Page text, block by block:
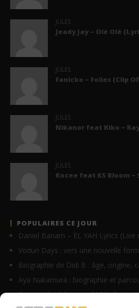
JULES
Jeady Jay – Olé Olé
JULES
Fanicko – Folies (Clip
JULES
Nikanor feat Kiko –
JULES
Kocee feat KS Bloom
POPULAIRES CE JOUR
Daniel Banam – EL YAH Lyrics (Live
Vodun Days : vers une nouvelle
Biographie de Didi B : âge, origine,
Aya Nakamura : biographie et
Festival des Masques 2026 : Porto-